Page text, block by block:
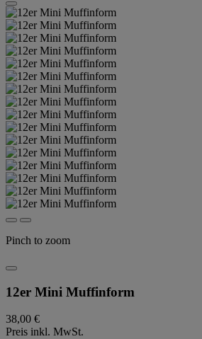
Pinch to zoom
12er Mini Muffinform
38,00 €
Preis inkl. MwSt.